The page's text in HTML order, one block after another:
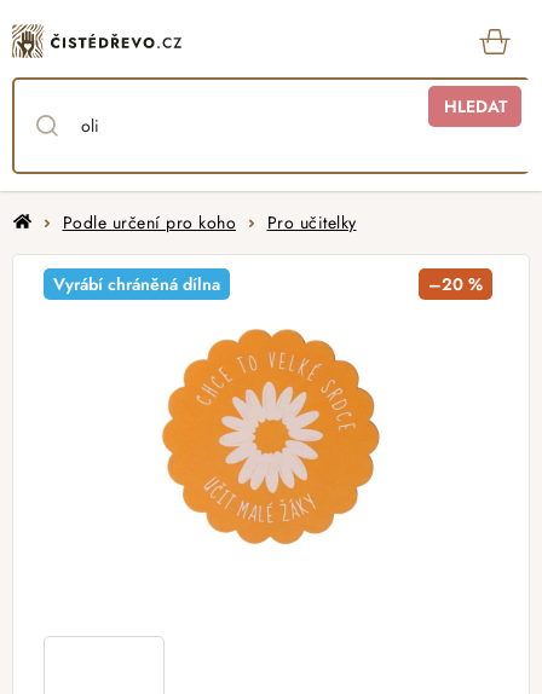
na
obsah
HLEDAT
DomůPodle určení pro koho Pro učitelky
Vyrábí chráněná dílna –20 %